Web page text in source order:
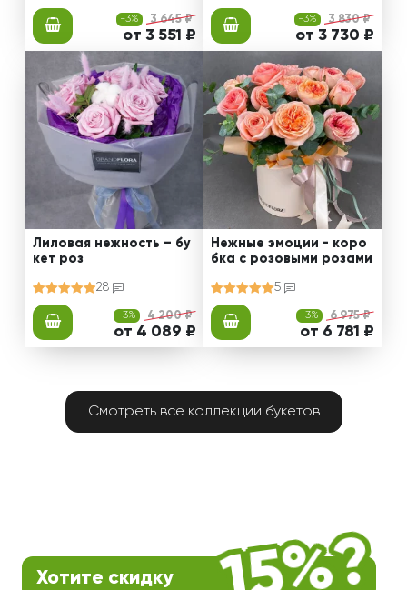
-3% 3 645 ₽
от 3 551 ₽
-3% 3 830 ₽
от 3 730 ₽
Лиловая нежность – бу
кет роз
28
-3% 4 200 ₽
от 4 089 ₽
Нежные эмоции - коро
бка с розовыми розами
5
-3% 6 975 ₽
от 6 781 ₽
Смотреть все коллекции букетов
Хотите скидку